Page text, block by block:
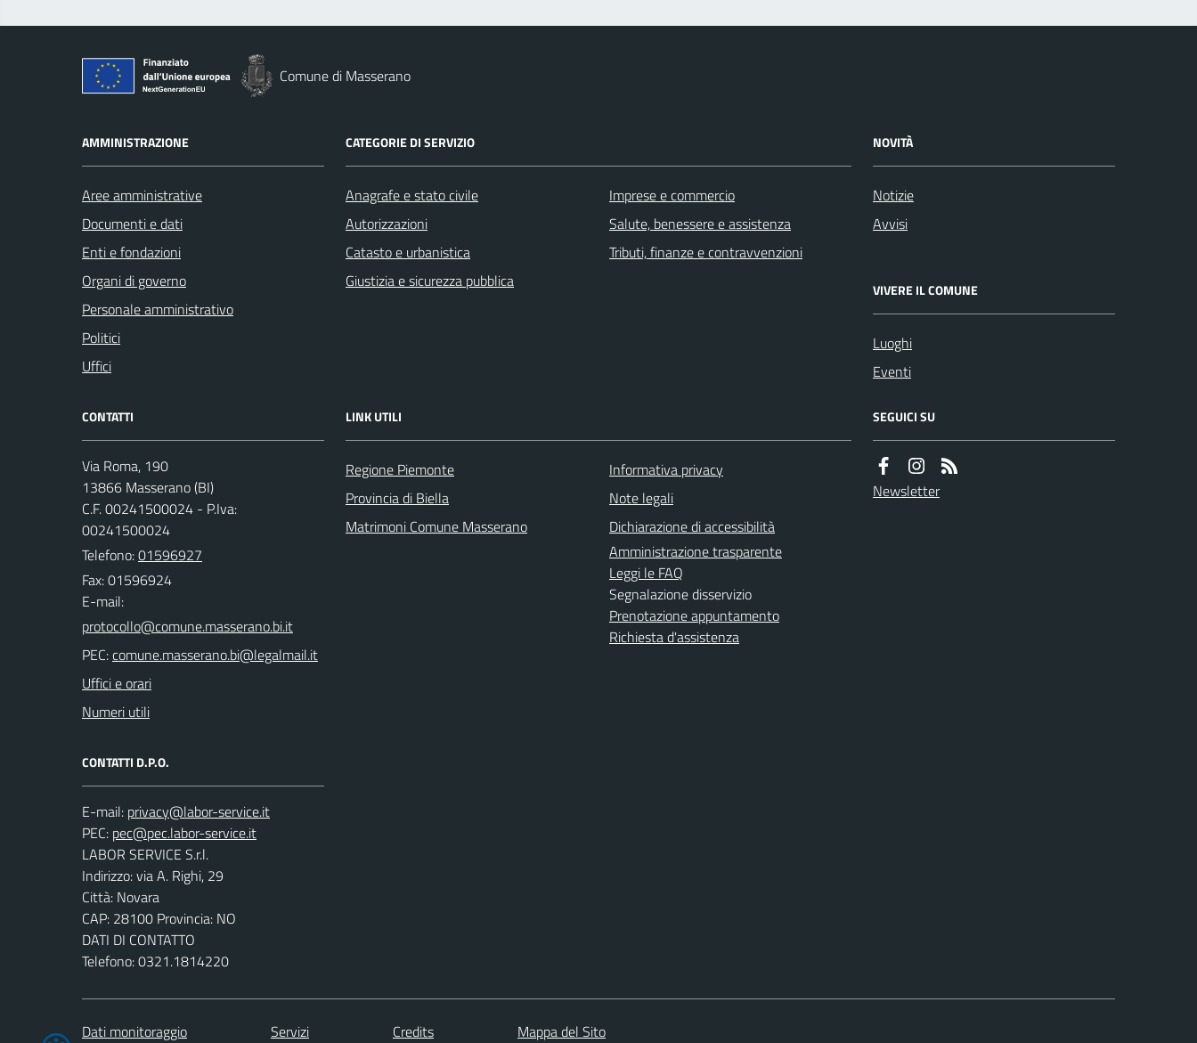
Comune di Masserano
AMMINISTRAZIONE
Aree amministrative
Documenti e dati
Enti e fondazioni
Organi di governo
Personale amministrativo
Politici
Uffici
CATEGORIE DI SERVIZIO
Anagrafe e stato civile
Autorizzazioni
Catasto e urbanistica
Giustizia e sicurezza pubblica
Imprese e commercio
Salute, benessere e assistenza
Tributi, finanze e contravvenzioni
NOVITÀ
Notizie
Avvisi
VIVERE IL COMUNE
Luoghi
Eventi
CONTATTI
Via Roma, 190
13866 Masserano (BI)
C.F. 00241500024 - P.Iva:
00241500024
Telefono:01596927
Fax: 01596924
E-mail:
PEC:
Uffici e orari
Numeri utili
CONTATTI D.P.O.
E-mail:
PEC:
LABOR SERVICE S.r.l.
Indirizzo: via A. Righi, 29
Città: Novara
CAP: 28100 Provincia: NO
DATI DI CONTATTO
Telefono: 0321.1814220
LINK UTILI
Regione Piemonte
Provincia di Biella
Matrimoni Comune Masserano
Informativa privacy
Note legali
Dichiarazione di accessibilità
Amministrazione trasparente
Leggi le FAQ
Segnalazione disservizio
Prenotazione appuntamento
Richiesta d'assistenza
SEGUICI SU
Newsletter
Dati monitoraggio Servizi Credits Mappa del Sito